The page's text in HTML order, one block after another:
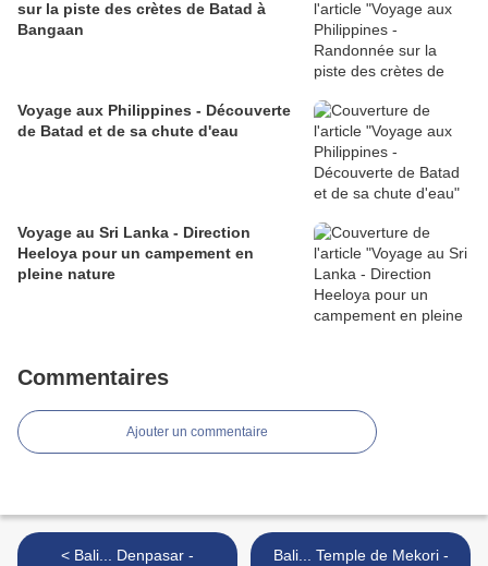
sur la piste des crètes de Batad à
Bangaan
Voyage aux Philippines - Découverte
de Batad et de sa chute d'eau
Voyage au Sri Lanka - Direction
Heeloya pour un campement en
pleine nature
Commentaires
Ajouter un commentaire
< Bali... Denpasar -
Bali... Temple de Mekori -